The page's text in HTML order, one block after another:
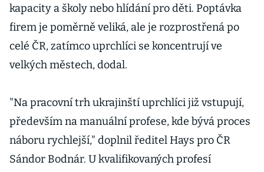
kapacity a školy nebo hlídání pro děti. Poptávka
firem je poměrně veliká, ale je rozprostřená po
celé ČR, zatímco uprchlíci se koncentrují ve
velkých městech, dodal.
"Na pracovní trh ukrajinští uprchlíci již vstupují,
především na manuální profese, kde bývá proces
náboru rychlejší," doplnil ředitel Hays pro ČR
Sándor Bodnár. U kvalifikovaných profesí